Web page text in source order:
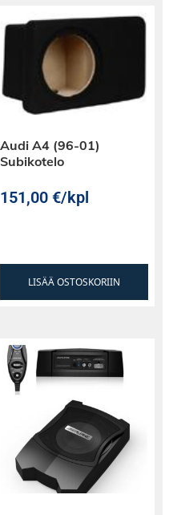
Audi A4 (96-01)
Subikotelo
151,00€/kpl
LISÄÄ OSTOSKORIIN